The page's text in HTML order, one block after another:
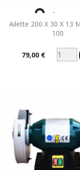
Ailette 200 X 30 X 13
100
79,00 €
 Aperçu